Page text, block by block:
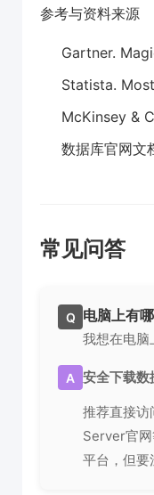
参考与资料来源
Gartner.
Statista.
McKinsey &
数据库官网文
常见问答
Q 电脑上有
我想在电脑
A 安全下载数
推荐直接
Server官
平台，但要